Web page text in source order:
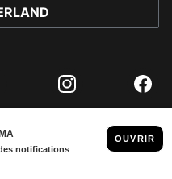
Instagram
2026. TOUS DROITS RÉSERVÉS
ET DONNÉES LÉGALES